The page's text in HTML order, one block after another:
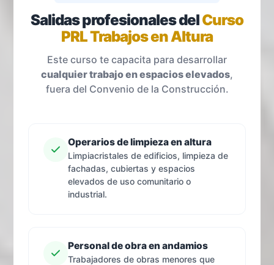
Salidas profesionales delCurso
PRL Trabajos en Altura
Este curso te capacita para desarrollar
cualquier trabajo en espacios elevados,
fuera del Convenio de la Construcción.
Operarios de limpieza en altura
Limpiacristales de edificios, limpieza de
fachadas, cubiertas y espacios
elevados de uso comunitario o
industrial.
Personal de obra en andamios
Trabajadores de obras menores que